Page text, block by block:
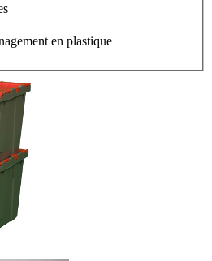
en plastique